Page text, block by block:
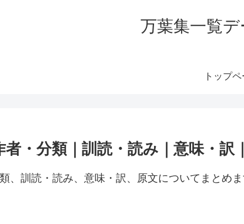
万葉集一覧
トップ
・分類｜訓読・読み｜意味・訳
、訓読・読み、意味・訳、原文についてまとめま